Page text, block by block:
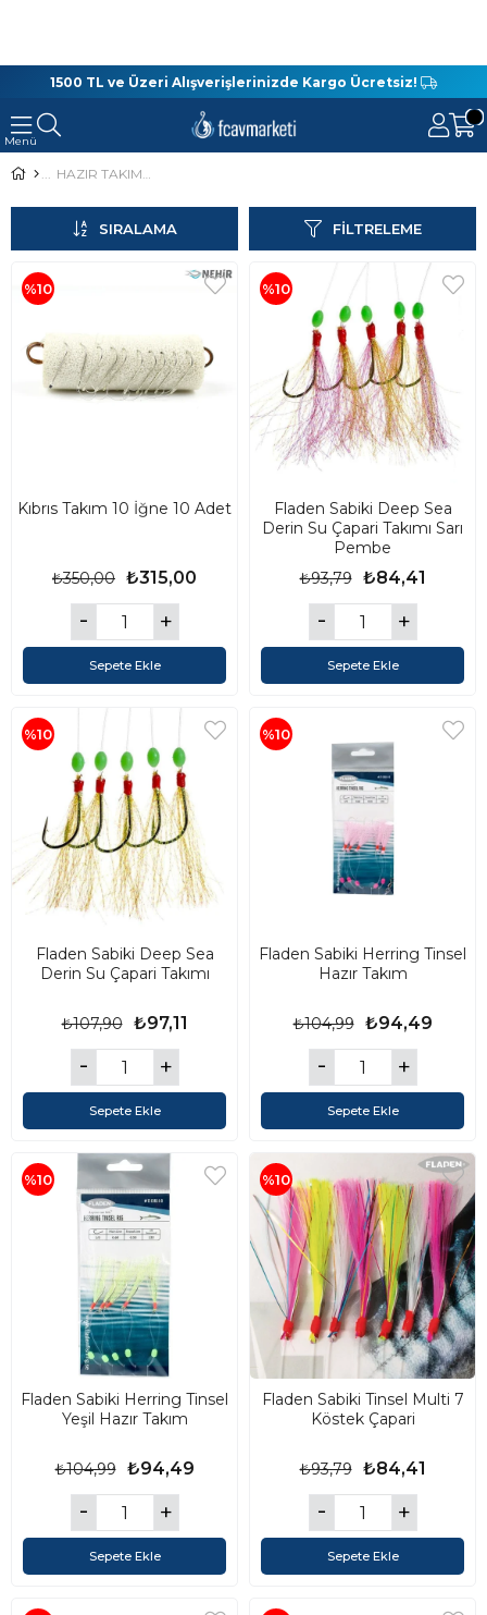
1500 TL ve Üzeri Alışverişlerinizde Kargo Ücretsiz!
HAZIR TAKIMLAR
FILTRELEME
SIRALAMA
Kıbrıs Takım 10 İğne 10 Adet
₺315,00
₺350,00
Sepete Ekle
%10
Fladen Sabiki Deep Sea
Derin Su Çapari Takımı Sarı
Pembe
₺84,41
₺93,79
Sepete Ekle
%10
Fladen Sabiki Deep Sea
Derin Su Çapari Takımı
₺97,11
₺107,90
Sepete Ekle
%10
Fladen Sabiki Herring Tinsel
Hazır Takım
₺94,49
₺104,99
Sepete Ekle
%10
Fladen Sabiki Herring Tinsel
Yeşil Hazır Takım
₺94,49
₺104,99
Sepete Ekle
%10
Fladen Sabiki Tinsel Multi 7
Köstek Çapari
₺84,41
₺93,79
Sepete Ekle
%10